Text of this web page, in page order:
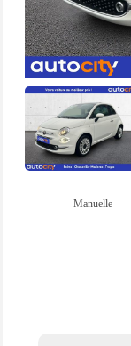
Manuelle